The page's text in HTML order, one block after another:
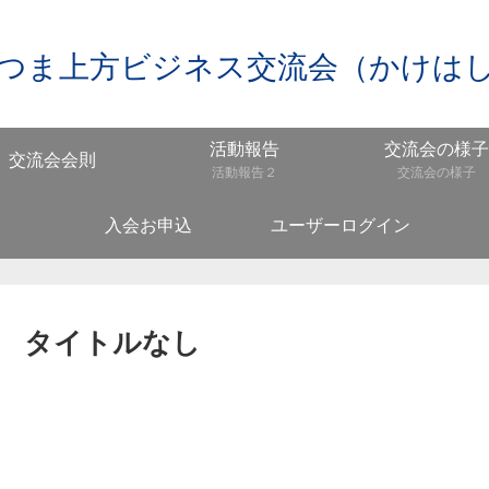
ま上方ビジネス交流会（かけは
交流会会則
活動報告
活動報告２
交流会の様子
交流会の様子
入会お申込 ユーザーログイン
タイトルなし